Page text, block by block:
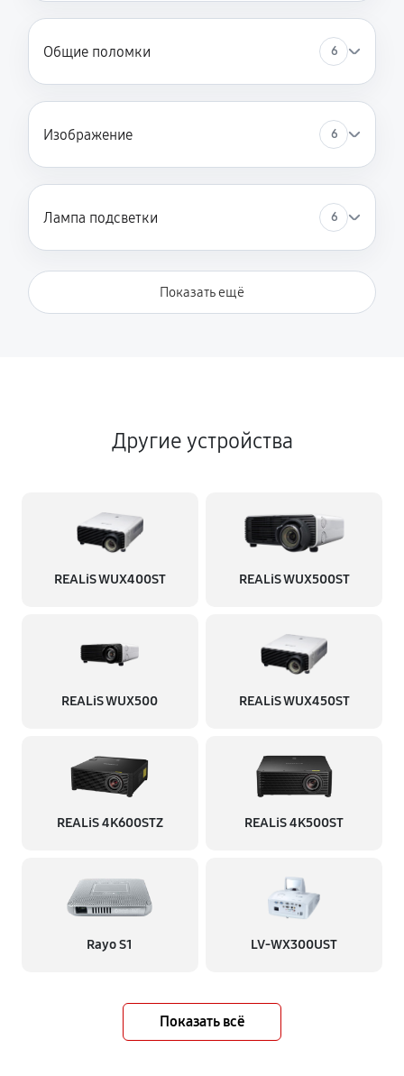
Общие поломки 6
Изображение 6
Лампа подсветки 6
Показать ещё
Другие устройства
REALiS WUX400ST REALiS WUX500ST
REALiS WUX500 REALiS WUX450ST
REALiS 4K600STZ REALiS 4K500ST
Rayo S1 LV-WX300UST
Показать всё